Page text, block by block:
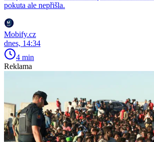
pokuta ale nepřišla.
Mobify.cz
dnes, 14:34
4 min
Reklama